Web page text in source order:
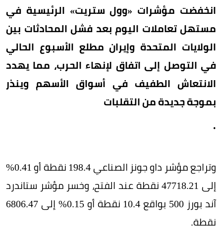
انخفضت مؤشرات «وول ستريت» الرئيسية في
مستهل تعاملات اليوم بعد فشل المحادثات بين
الولايات المتحدة وإيران مطلع الأسبوع الحالي
في التوصل إلى اتفاق لإنهاء الحرب، مما يهدد
الانتعاش الطفيف في أسواق الأسهم وينذر
بموجة جديدة من التقلبات
.
وتراجع مؤشر داو جونز الصناعي 198.4 نقطة أو 0.41%
إلى 47718.21 نقطة عند الفتح، وخسر مؤشر ستاندرد
آند بورز 500 بواقع 10.4 نقطة أو 0.15% إلى 6806.47
نقطة.